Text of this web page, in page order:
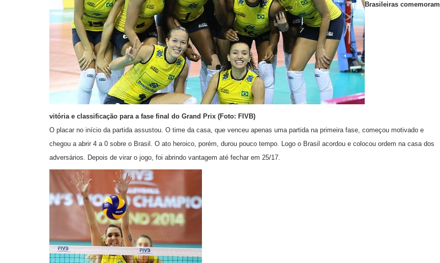
Brasileiras comemoram
vitória e classificação para a fase final do Grand Prix (Foto: FIVB)
O placar no início da partida assustou. O time da casa, que venceu apenas uma partida na primeira fase, começou motivado e
chegou a abrir 4 a 0 sobre o Brasil. O ato heroico, porém, durou pouco tempo. Logo o Brasil acordou e colocou ordem na casa dos
adversários. Depois de virar o jogo, foi abrindo vantagem até fechar em 25/17.